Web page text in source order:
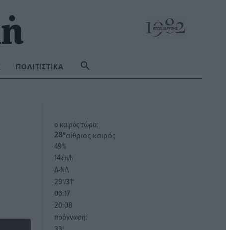
ΠΟΛΙΤΙΣΤΙΚΆ
o καιρός τώρα:
28°αίθριος καιρός
49%
14km/h
Δ-ΝΔ
29°/31°
06:17
20:08
πρόγνωση: